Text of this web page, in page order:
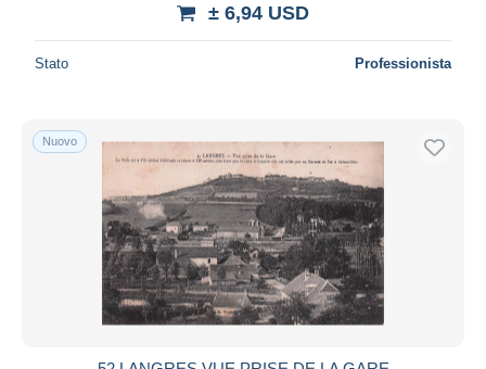
± 6,94 USD
Stato Professionista
Nuovo